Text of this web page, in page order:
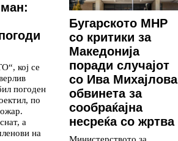
кој се
погоден
по
а
на
Бугарското МНР
со критики за
Македонија
поради случајот
со Ива Михајлова
обвинета за
сообраќајна
несреќа со жртва
Министерството за